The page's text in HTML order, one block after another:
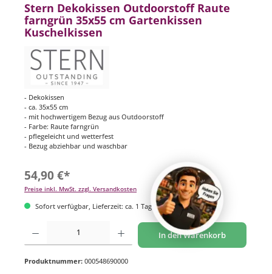
Stern Dekokissen Outdoorstoff Raute
farngrün 35x55 cm Gartenkissen
Kuschelkissen
- Dekokissen
- ca. 35x55 cm
- mit hochwertigem Bezug aus Outdoorstoff
- Farbe: Raute farngrün
- pflegeleicht und wetterfest
- Bezug abziehbar und waschbar
54,90 €*
Preise inkl. MwSt. zzgl. Versandkosten
Sofort verfügbar, Lieferzeit: ca. 1 Tag
Produkt Anzahl: Gib den gewünschten Wert ein oder benutze die Schaltflächen um
In den Warenkorb
Produktnummer: 000548690000